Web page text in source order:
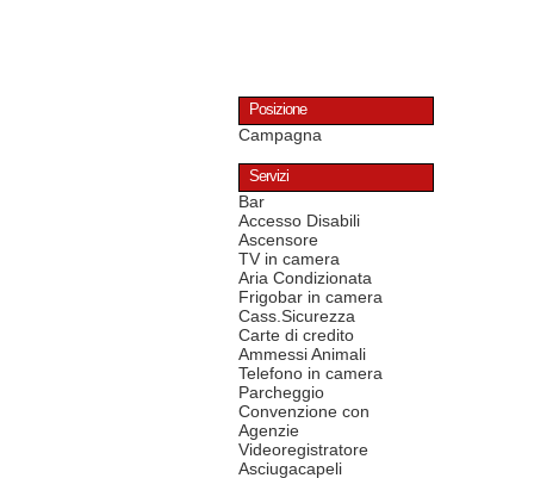
Posizione
Campagna
Servizi
Bar
Accesso Disabili
Ascensore
TV in camera
Aria Condizionata
Frigobar in camera
Cass.Sicurezza
Carte di credito
Ammessi Animali
Telefono in camera
Parcheggio
Convenzione con
Agenzie
Videoregistratore
Asciugacapeli